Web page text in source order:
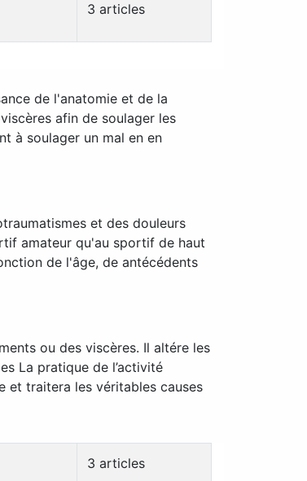
3 articles
de l'anatomie et de la
afin de soulager les
à soulager un mal en en
et des douleurs
amateur qu'au sportif de haut
de l'âge, de antécédents
ou des viscères. Il altére les
La pratique de l’activité
et traitera les véritables causes
3 articles